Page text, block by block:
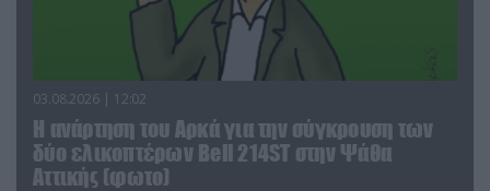
03.08.2026 | 12:02
Η ανάρτηση του Αρκά για την σύγκρουση των
δύο ελικοπτέρων Bell 214ST στην Ψάθα
Αττικής (φωτο)